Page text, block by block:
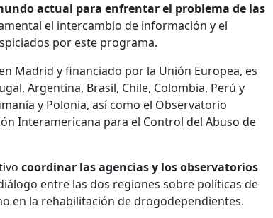
actual para enfrentar el problema de las
el intercambio de información y el
por este programa.
Madrid y financiado por la Unión Europea, es
Argentina, Brasil, Chile, Colombia, Perú y
y Polonia, así como el Observatorio
Interamericana para el Control del Abuso de
coordinar las agencias y los observatorios
entre las dos regiones sobre políticas de
en la rehabilitación de drogodependientes.